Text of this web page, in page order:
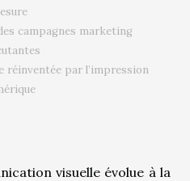
campagnes marketing
réinventée par l’impression
visuelle évolue à la